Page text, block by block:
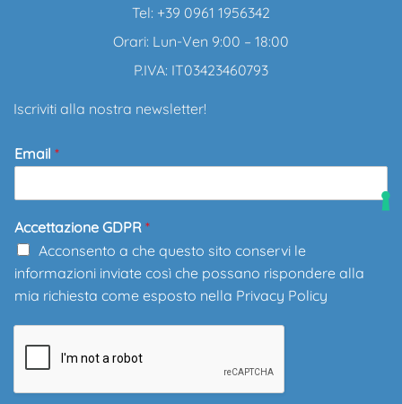
Tel: +39 0961 1956342
Orari: Lun-Ven 9:00 – 18:00
P.IVA: IT03423460793
Iscriviti alla nostra newsletter!
Email *
Accettazione GDPR *
Acconsento a che questo sito conservi le
informazioni inviate così che possano rispondere alla
mia richiesta come esposto nella Privacy Policy